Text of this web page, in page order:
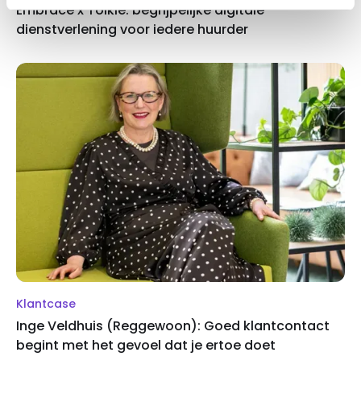
Embrace x Tolkie: begrijpelijke digitale
dienstverlening voor iedere huurder
Klantcase
Inge Veldhuis (Reggewoon): Goed klantcontact
begint met het gevoel dat je ertoe doet